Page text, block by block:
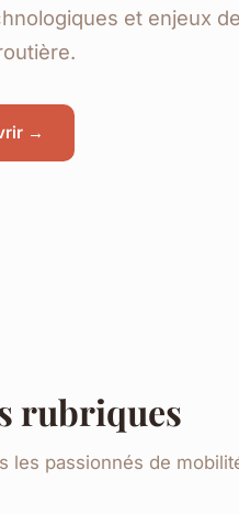
et enjeux
→
rubriques
les passionnés de